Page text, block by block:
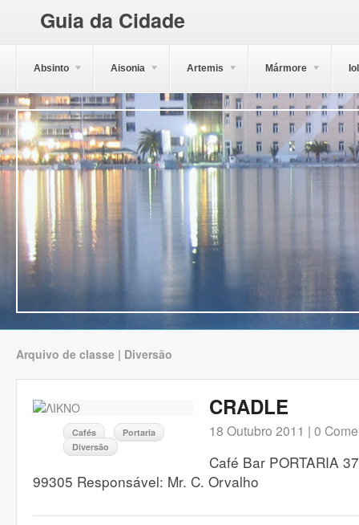
Guia da Cidade
Absinto Aisonia Artemis Mármore
Arquivo de classe | Diversão
Cafés
Portaria
Diversão
CRADLE
18 Outubro 2011 | 0
Café Bar PORTARIA
99305 Responsável: Mr. C. Orvalho